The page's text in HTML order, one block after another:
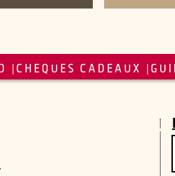
CHEQUES CADEAUX